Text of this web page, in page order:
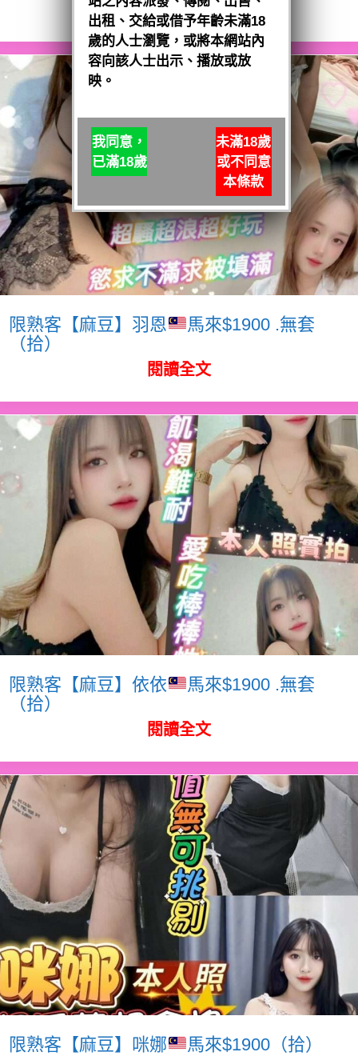
閱讀全文
限熟客【麻豆】羽恩
馬來$1900 .無套
（拾）
閱讀全文
限熟客【麻豆】依依
馬來$1900 .無套
（拾）
閱讀全文
限熟客【麻豆】咪娜 馬來$1900（拾）
出租、交給或借予年齡未滿18
歲的人士瀏覽，或將本網站內
容向該人士出示、播放或放
映。
我同意，
已滿18歲
未滿18歲
或不同意
本條款